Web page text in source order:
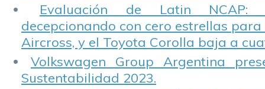
Evaluación de Latin NCAP:
decepcionando con cero estrellas para
Aircross, y el Toyota Corolla baja a
Volkswagen Group Argentina
Sustentabilidad 2023.